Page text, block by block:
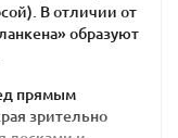
В отличии от
образуют
прямым
зрительно